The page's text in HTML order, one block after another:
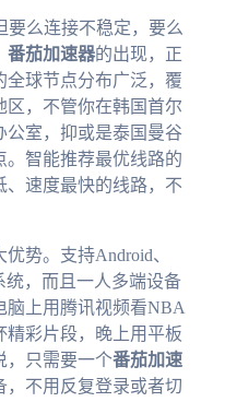
要么连接不稳定，要么
番茄加速器的出现，正
全球节点分布广泛，覆
区，不管你在韩国首尔
公室，抑或是泰国曼谷
。智能推荐最优线路的
、速度最快的线路，不
势。支持Android、
统，而且一人多端设备
脑上用腾讯视频看NBA
精彩片段，晚上用平板
，只需要一个番茄加速
不用反复登录或者切